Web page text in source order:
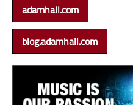
adamhall.com
blog.adamhall.com